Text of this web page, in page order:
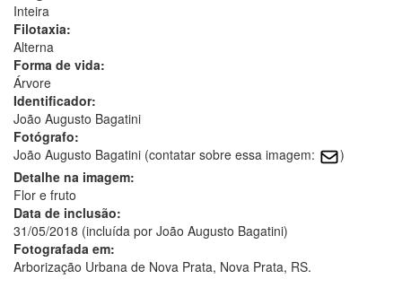
Inteira
Filotaxia:
Alterna
Forma de vida:
Árvore
Identificador:
João Augusto Bagatini
Fotógrafo:
João Augusto Bagatini (contatar sobre essa imagem:
)
Detalhe na imagem:
Flor e fruto
Data de inclusão:
31/05/2018 (incluída por João Augusto Bagatini)
Fotografada em:
Arborização Urbana de Nova Prata, Nova Prata, RS.